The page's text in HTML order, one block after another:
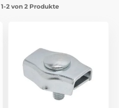
2 von 2 Produkte